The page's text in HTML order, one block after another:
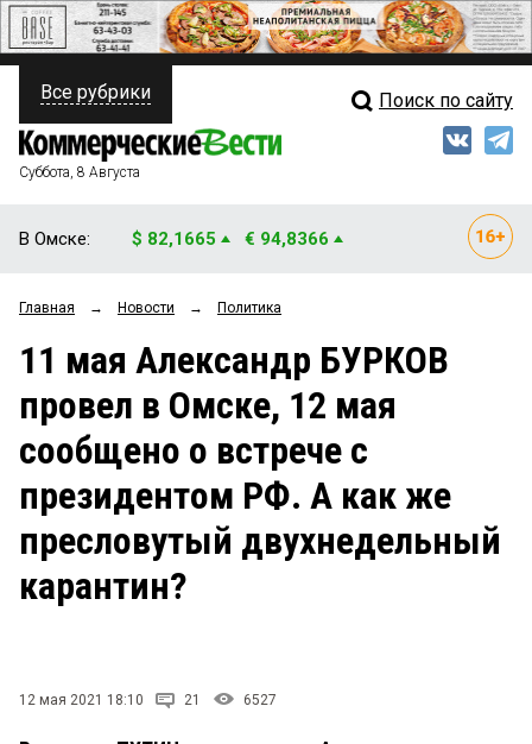
ПОЛИТИКА
ФИНАНСЫ
ОБЩЕСТВО
ЗАКОН
НОВОСТИ КОМПАНИЙ
СТИЛЬ ЖИЗНИ
Свежий выпуск
Рейтинги
Блоги
Архив
Все рубрики Поиск по сайту
Суббота, 8 Августа
В Омске: $ 82,1665 € 94,8366
Главная → Новости → Политика
11 мая Александр БУРКОВ
провел в Омске, 12 мая
сообщено о встрече с
президентом РФ. А как же
пресловутый двухнедельный
карантин?
12 мая 2021 18:10 21 6527